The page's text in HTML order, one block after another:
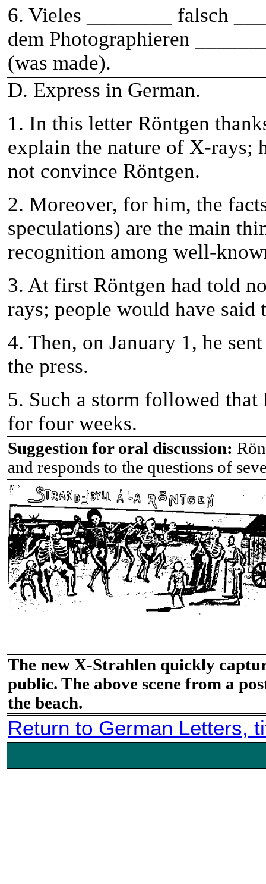
6. Vieles ________ falsch
dem Photographieren
(was made).
D. Express in German.
1. In this letter Röntgen
explain the nature of X-rays;
not convince Röntgen.
2. Moreover, for him, the
speculations) are the main
recognition among well-
3. At first Röntgen had told
rays; people would have said
4. Then, on January 1, he
the press.
5. Such a storm followed
for four weeks.
Suggestion for oral discussion:
and responds to the questions of
The new X-Strahlen quickly
public. The above scene from a
the beach.
Return to German Letters,